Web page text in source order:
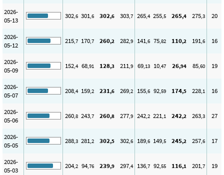
2026-
05-13
302,6 301,6 302,6 303,7 265,4 255,5 265,4 275,3 20
2026-
05-12
215,7 170,7 260,2 282,9 141,6 75,82 110,2 191,6 16
2026-
05-09
152,4 68,91 128,3 211,9 69,13 10,47 26,94 85,60 19
2026-
05-07
208,4 159,2 231,6 269,2 155,6 92,59 174,5 228,1 16
2026-
05-06
260,8 243,7 260,8 277,9 242,2 221,1 242,2 263,3 27
2026-
05-05
288,3 281,2 302,5 302,6 189,6 149,5 245,2 257,6 17
2026-
05-03
204,2 94,76 239,9 297,4 136,7 92,55 116,1 201,7 19